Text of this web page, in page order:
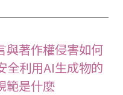
與著作權侵害如何
全利用AI生成物的
範是什麼